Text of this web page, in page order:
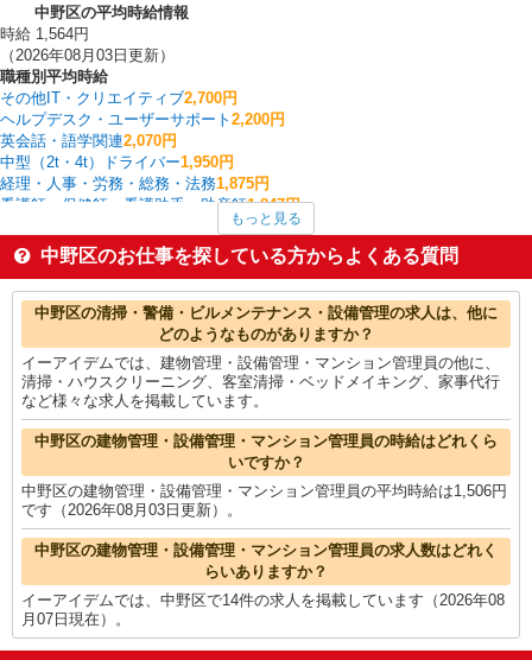
中野区の平均時給情報
時給 1,564円
（2026年08月03日更新）
職種別平均時給
その他IT・クリエイティブ2,700円
ヘルプデスク・ユーザーサポート 2,200円
英会話・語学関連2,070円
中型（2t・4t）ドライバー1,950円
経理・人事・労務・総務・法務1,875円
看護師・保健師・看護助手・助産師1,847円
1,800円
金融・貿易事務1,800円
受付・秘書 1,750円
データ入力・オペレーター1,750円
中野区の他の職種の平均時給を見る
もっと見る
中野区のお仕事を探している方からよくある質問
中野区の清掃・警備・ビルメンテナンス・設備管理の求人は、他に
どのようなものがありますか？
イーアイデムでは、建物管理・設備管理・マンション管理員の他に、
清掃・ハウスクリーニング、客室清掃・ベッドメイキング、家事代行
など様々な求人を掲載しています。
中野区の建物管理・設備管理・マンション管理員の時給はどれくら
いですか？
中野区の建物管理・設備管理・マンション管理員の平均時給は1,506円
です（2026年08月03日更新）。
中野区の建物管理・設備管理・マンション管理員の求人数はどれく
らいありますか？
イーアイデムでは、中野区で14件の求人を掲載しています（2026年08
月07日現在）。